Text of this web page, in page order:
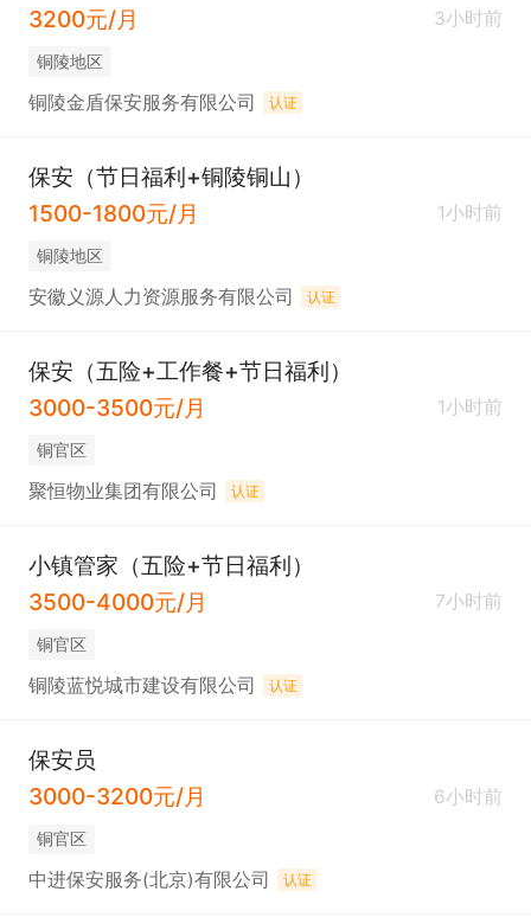
3200元/月
3小时前
铜陵地区
铜陵金盾保安服务有限公司 认证
保安（节日福利+铜陵铜山）
1500-1800元/月
1小时前
铜陵地区
安徽义源人力资源服务有限公司 认证
保安（五险+工作餐+节日福利）
3000-3500元/月
1小时前
铜官区
聚恒物业集团有限公司 认证
小镇管家（五险+节日福利）
3500-4000元/月
7小时前
铜官区
铜陵蓝悦城市建设有限公司 认证
保安员
3000-3200元/月
6小时前
铜官区
中进保安服务(北京)有限公司 认证